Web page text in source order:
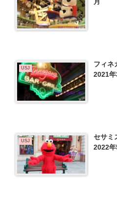
月
USJ
フィネ
2021年
USJ
セサミ
2022年